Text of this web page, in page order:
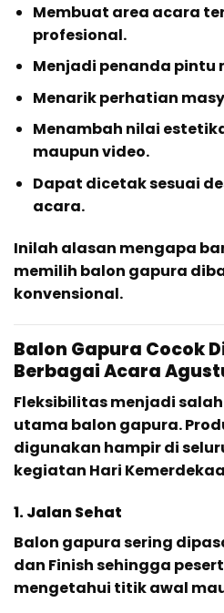
Membuat area acara
profesional.
Menjadi penanda pintu
Menarik perhatian
Menambah nilai
maupun video.
Dapat dicetak sesuai
acara.
Inilah alasan mengapa
memilih balon gapura
konvensional.
Balon Gapura Cocok
Berbagai Acara
Fleksibilitas menjadi
utama balon gapura.
digunakan hampir di
kegiatan Hari
1. Jalan Sehat
Balon gapura sering
dan Finish sehingga
mengetahui titik awal